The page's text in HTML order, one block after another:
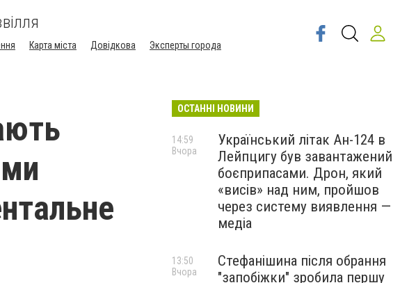
Карта міста Довідкова Эксперты города
ОСТАННІ НОВИНИ
Український літак Ан-124 в
Лейпцигу був завантажений
боєприпасами. Дрон, який
«висів» над ним, пройшов
через систему виявлення —
медіа
14:59
Вчора
Стефанішина після обрання
"запобіжки" зробила першу
13:50
Вчора